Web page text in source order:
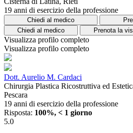
19 anni di esercizio della professione
Chiedi al medico
Chiedi al medico
Prenota la
Visualizza profilo completo
Visualizza profilo completo
Dott. Aurelio M. Cardaci
Chirurgia Plastica Ricostruttiva ed
Pescara
19 anni di esercizio della professione
Risposta: 100%, < 1 giorno
5.0